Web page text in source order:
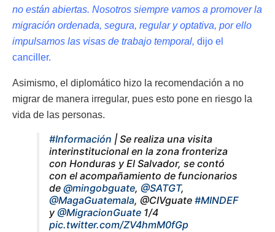
no están abiertas. Nosotros siempre vamos a promover la
migración ordenada, segura, regular y optativa, por ello
impulsamos las visas de trabajo temporal, dijo el
canciller.
Asimismo, el diplomático hizo la recomendación a no
migrar de manera irregular, pues esto pone en riesgo la
vida de las personas.
#Información | Se realiza una visita
interinstitucional en la zona fronteriza
con Honduras y El Salvador, se contó
con el acompañamiento de funcionarios
de @mingobguate, @SATGT,
@MagaGuatemala, @CIVguate #MINDEF
y @MigracionGuate 1/4
pic.twitter.com/ZV4hmM0fGp